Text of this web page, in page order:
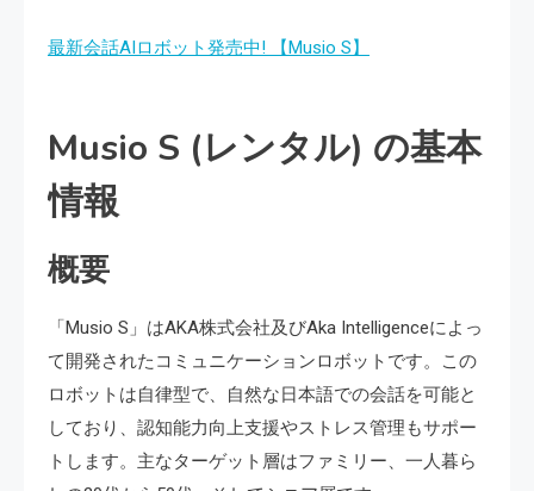
最新会話AIロボット発売中! 【Musio S】
Musio S (レンタル) の基本
情報
概要
「Musio S」はAKA株式会社及びAka Intelligenceによっ
て開発されたコミュニケーションロボットです。この
ロボットは自律型で、自然な日本語での会話を可能と
しており、認知能力向上支援やストレス管理もサポー
トします。主なターゲット層はファミリー、一人暮ら